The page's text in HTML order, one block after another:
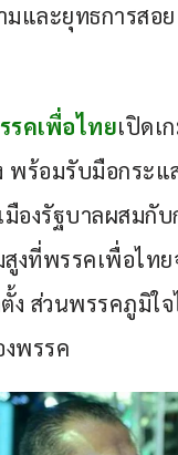
และยุทธการสอ
คเพื่อไทยเปิดเ
พร้อมรับมือกระแ
องรัฐบาลผสมกั
งที่พรรคเพื่อไทย
ง ส่วนพรรคภูมิใ
พรรค